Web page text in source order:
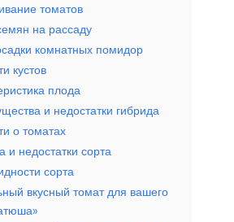
томатов
на рассаду
комнатных помидор
кустов
плода
и недостатки гибрида
о томатах
и недостатки сорта
сорта
вкусный томат для вашего